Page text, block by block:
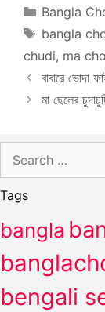
Categories
Bangla
Tags
bangla
chudi, ma
বাবারে ভোদা
মা ছেলের
for:
Tags
bangla
bengali